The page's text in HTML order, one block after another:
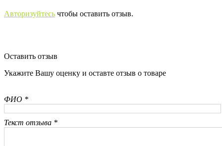
Авторизуйтесь чтобы оставить отзыв.
Оставить отзыв
Укажите Вашу оценку и оставте отзыв о товаре
ФИО *
Текст отзыва *